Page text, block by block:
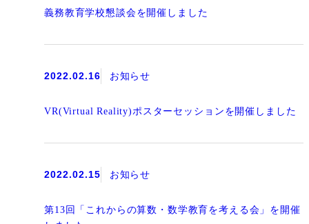
義務教育学校懇談会を開催しました
2022.02.16 お知らせ
VR(Virtual Reality)ポスターセッションを開催しました
2022.02.15 お知らせ
第13回「これからの算数・数学教育を考える会」を開催